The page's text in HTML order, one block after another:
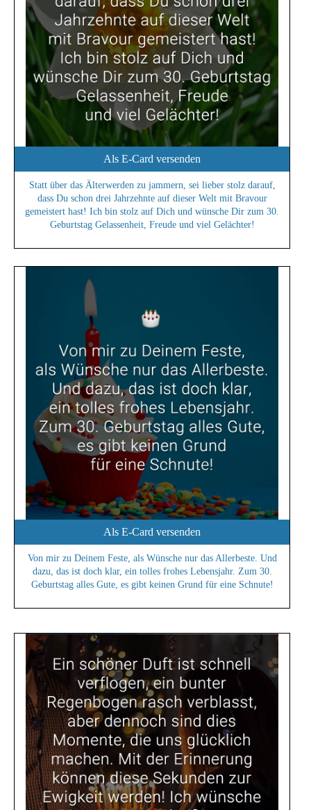
Als E-Card versenden
Statt über das Älterwerden zu jammern, sei lieber stolz darauf,
dass Du schon drei Jahrzehnte auf dieser Welt mit Bravour
gemeistert hast! Ich bin stolz auf Dich und wünsche Dir zum 30.
Geburtstag Gelassenheit, Freude und viel Gelächter!
Als E-Card versenden
Von mir zu Deinem Feste, als Wünsche nur das Allerbeste. Und
dazu, das ist doch klar, ein tolles frohes Lebensjahr. Zum 30.
Geburtstag alles Gute, es gibt keinen Grund für eine Schnute!